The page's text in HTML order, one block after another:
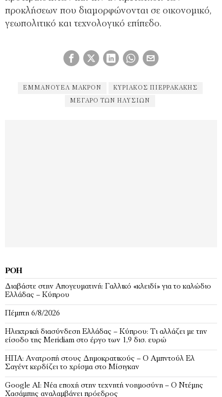
προκλήσεων που διαμορφώνονται σε οικονομικό,
γεωπολιτικό και τεχνολογικό επίπεδο.
ΕΜΜΑΝΟΥΈΛ ΜΑΚΡΌΝ ΚΥΡΙΆΚΟΣ ΠΙΕΡΡΑΚΆΚΗΣ
ΜΈΓΑΡΟ ΤΩΝ ΗΛΥΣΊΩΝ
ΡΟΉ
Διαβάστε στην Απογευματινή: Γαλλικό «κλειδί» για το καλώδιο
Ελλάδας – Κύπρου
Πέμπτη 6/8/2026
Ηλεκτρική διασύνδεση Ελλάδας – Κύπρου: Τι αλλάζει με την
είσοδο της Meridiam στο έργο των 1,9 δισ. ευρώ
ΗΠΑ: Ανατροπή στους Δημοκρατικούς – Ο Αμπντούλ Ελ
Σαγέντ κερδίζει το χρίσμα στο Μίσιγκαν
Google AI: Νέα εποχή στην τεχνητή νοημοσύνη – Ο Ντέμης
Χασάμπης αναλαμβάνει πρόεδρος